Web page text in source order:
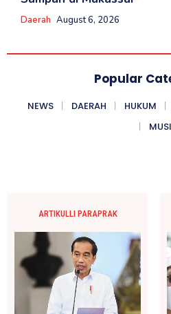
Daerah August 6, 2026
Popular
NEWS DAERAH HUKUM
ARTIKULLI PARAPRAK